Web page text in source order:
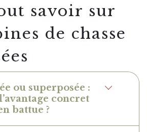
savoir sur
de chasse
ou superposée :
concret
battue ?